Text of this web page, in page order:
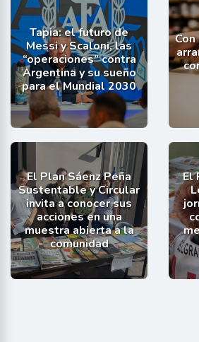
Tapia: el futuro de
Messi y Scaloni, las
“operaciones” contra
Argentina y su sueño
para el Mundial 2030
El Plan Sáenz Peña
Sustentable y Circular
invita a conocer sus
acciones en una
muestra abierta a la
comunidad
El